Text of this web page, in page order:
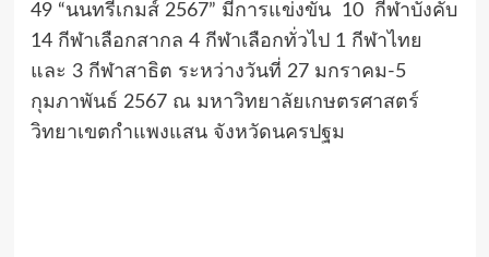
49 “นนทรีเกมส์ 2567” มีการแข่งขัน 10 กีฬาบังคับ
14 กีฬาเลือกสากล 4 กีฬาเลือกทั่วไป 1 กีฬาไทย
และ 3 กีฬาสาธิต ระหว่างวันที่ 27 มกราคม-5
กุมภาพันธ์ 2567 ณ มหาวิทยาลัยเกษตรศาสตร์
วิทยาเขตกำแพงแสน จังหวัดนครปฐม